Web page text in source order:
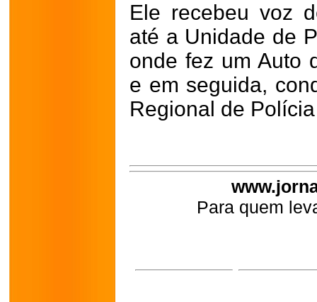
Ele recebeu voz
até a Unidade de
onde fez um Auto
e em seguida,
Regional de
Para quem